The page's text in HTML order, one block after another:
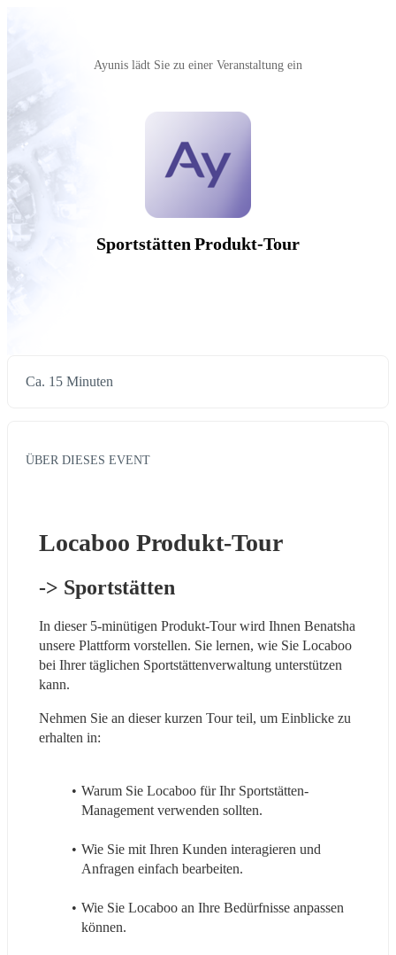
Ayunis‬ lädt Sie zu einer Veranstaltung ein
Sportstätten Produkt-Tour
Ca. 15 Minuten
ÜBER DIESES EVENT
Locaboo Produkt-Tour
-> Sportstätten
In dieser 5-minütigen Produkt-Tour wird Ihnen Benatsha
unsere Plattform vorstellen. Sie lernen, wie Sie Locaboo
bei Ihrer täglichen Sportstättenverwaltung unterstützen
kann.
Nehmen Sie an dieser kurzen Tour teil, um Einblicke zu
erhalten in:
Warum Sie Locaboo für Ihr Sportstätten-
Management verwenden sollten.
Wie Sie mit Ihren Kunden interagieren und
Anfragen einfach bearbeiten.
Wie Sie Locaboo an Ihre Bedürfnisse anpassen
können.